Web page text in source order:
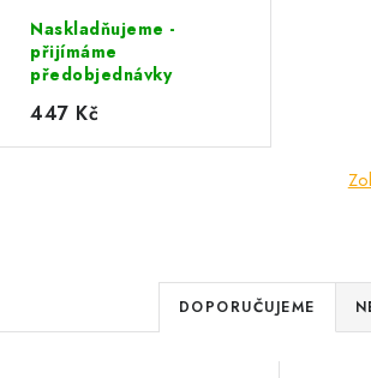
Naskladňujeme -
přijímáme
předobjednávky
447 Kč
Ř
a
DOPORUČUJEME